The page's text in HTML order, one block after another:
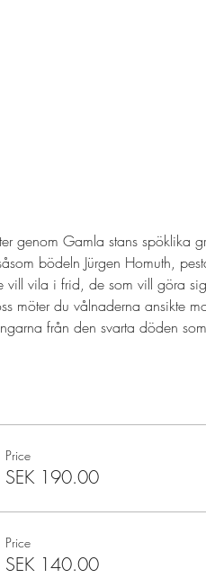
genom Gamla stans spöklika
bödeln Jürgen Homuth,
vill vila i frid, de som vill göra
möter du vålnaderna ansikte
från den svarta döden
Price
SEK 190.00
Price
SEK 140.00